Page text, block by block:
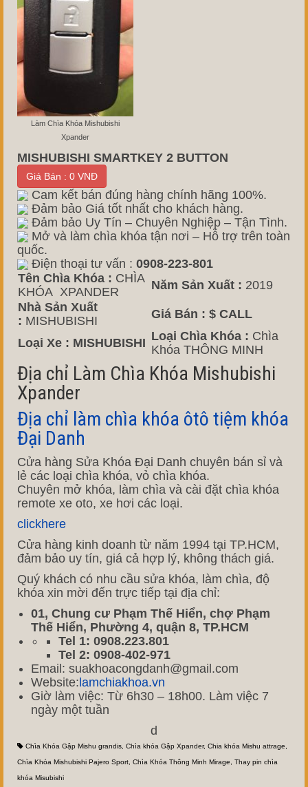
Làm Chìa Khóa Mishubishi
Xpander
MISHUBISHI SMARTKEY 2 BUTTON
Giá Bán : 0 VNĐ
Cam kết bán đúng hàng chính hãng 100%.
Đảm bảo Giá tốt nhất cho khách hàng.
Đảm bảo Uy Tín – Chuyên Nghiệp – Tận Tình.
Mở và làm chìa khóa tận nơi – Hỗ trợ trên toàn
quốc.
Điện thoại tư vấn : 0908-223-801
Tên Chìa Khóa : CHÌA
KHÓA XPANDER
Năm Sản Xuất : 2019
Nhà Sản Xuất
: MISHUBISHI Giá Bán : $ CALL
Loại Xe : MISHUBISHI Loại Chìa Khóa : Chìa
Khóa THÔNG MINH
Địa chỉ Làm Chìa Khóa Mishubishi
Xpander
Địa chỉ làm chìa khóa ôtô tiệm khóa
Đại Danh
Cửa hàng Sửa Khóa Đại Danh chuyên bán sỉ và
lẻ các loại chìa khóa, vỏ chìa khóa.
Chuyên mở khóa, làm chìa và cài đặt chìa khóa
remote xe oto, xe hơi các loại.
clickhere
Cửa hàng kinh doanh từ năm 1994 tại TP.HCM,
đảm bảo uy tín, giá cả hợp lý, không thách giá.
Quý khách có nhu cầu sửa khóa, làm chìa, độ
khóa xin mời đến trực tiếp tại địa chỉ:
01, Chung cư Phạm Thế Hiển, chợ Phạm
Thế Hiển, Phường 4, quận 8, TP.HCM
Tel 1: 0908.223.801
Tel 2: 0908-402-971
Email: suakhoacongdanh@gmail.com
Website: lamchiakhoa.vn
Giờ làm việc: Từ 6h30 – 18h00. Làm việc 7
ngày một tuần
d
Chìa Khóa Gập Mishu grandis Chìa khóa Gập Xpander, Chia khóa Mishu attrage
Chìa Khóa Mishubishi Pajero Sport Chìa Khóa Thông Minh Mirage Thay pin chìa
khóa Misubishi